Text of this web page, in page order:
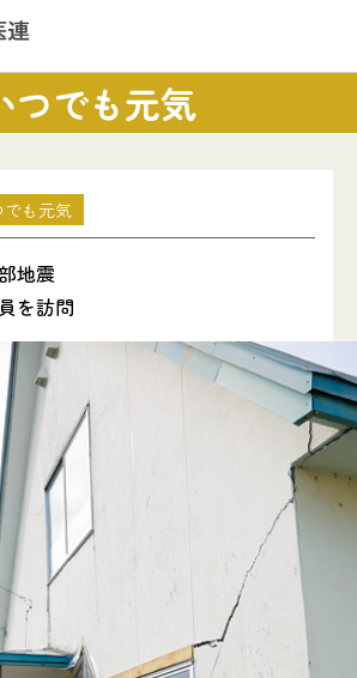
つでも元気
でも元気
地震
を訪問